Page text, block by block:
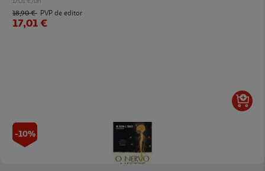
18,90 € PVP de editor
17,01 €
-10%